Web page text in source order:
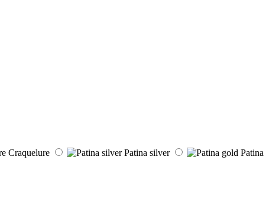
Craquelure Patina silver
Patina